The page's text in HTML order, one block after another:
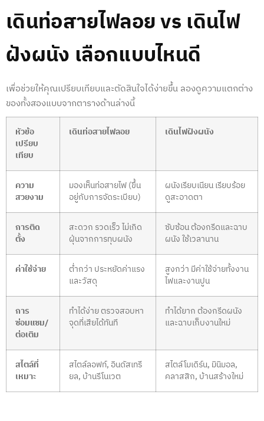
เดินท่อสายไฟลอยvsเดินไฟ
ฝังผนัง เลือกแบบไหนดี
เพื่อช่วยให้คุณเปรียบเทียบและตัดสินใจได้ง่ายขึ้น ลองดูความแตกต่าง
ของทั้งสองแบบจากตารางด้านล่างนี้
หัวข้อ
เปรียบ
เทียบ
เดินท่อสายไฟลอย เดินไฟฝังผนัง
ความ
สวยงาม
มองเห็นท่อสายไฟ (ขึ้น
อยู่กับการจัดระเบียบ)
ผนังเรียบเนียน เรียบร้อย
ดูสะอาดตา
การติด
ตั้ง
สะดวก รวดเร็ว ไม่เกิด
ฝุ่นจากการทุบผนัง
ซับซ้อน ต้องกรีดและฉาบ
ผนัง ใช้เวลานาน
ค่าใช้จ่าย
ต่ำกว่า ประหยัดค่าแรง
และวัสดุ
สูงกว่า มีค่าใช้จ่ายทั้งงาน
ไฟและงานปูน
การ
ซ่อมแซม/
ต่อเติม
ทำได้ง่าย ตรวจสอบหา
จุดที่เสียได้ทันที
ทำได้ยาก ต้องกรีดผนัง
และฉาบเก็บงานใหม่
สไตล์ที่
เหมาะ
สไตล์ลอฟท์, อินดัสเทรี
ยล, บ้านรีโนเวต
สไตล์โมเดิร์น, มินิมอล,
คลาสสิก, บ้านสร้างใหม่